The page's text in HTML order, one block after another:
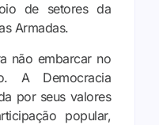
de setores da
Armadas.
não embarcar no
A Democracia
por seus valores
popular,